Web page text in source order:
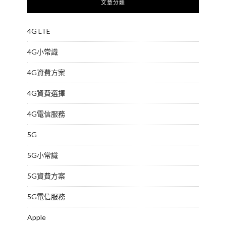
文章分類
4G LTE
4G小常識
4G資費方案
4G資費選擇
4G電信服務
5G
5G小常識
5G資費方案
5G電信服務
Apple